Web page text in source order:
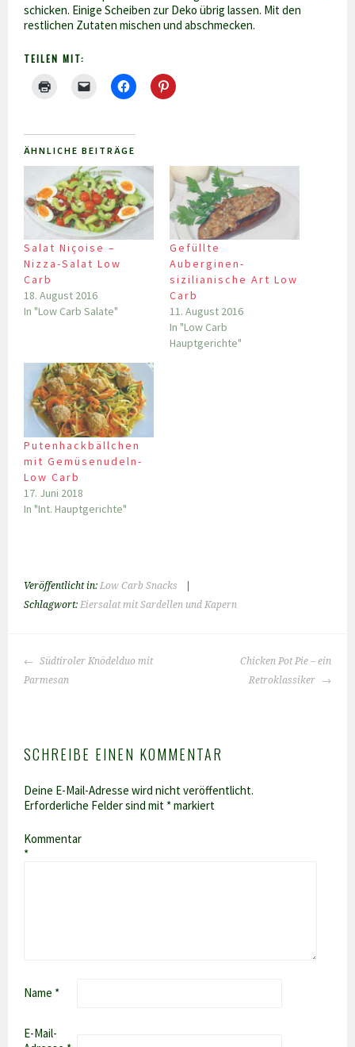
schicken. Einige Scheiben zur Deko übrig lassen. Mit den
restlichen Zutaten mischen und abschmecken.
TEILEN MIT:
ÄHNLICHE BEITRÄGE
Salat Niçoise –
Nizza-Salat Low
Carb
18. August 2016
In "Low Carb Salate"
Gefüllte
Auberginen-
sizilianische Art Low
Carb
11. August 2016
In "Low Carb
Hauptgerichte"
Putenhackbällchen
mit Gemüsenudeln-
Low Carb
17. Juni 2018
In "Int. Hauptgerichte"
Veröffentlicht in:Low Carb Snacks
Schlagwort:Eiersalat mit Sardellen und Kapern
BEITRAGS-
NAVIGATION
Südtiroler Knödelduo mit
Parmesan
Chicken Pot Pie – ein
Retroklassiker
SCHREIBE EINEN KOMMENTAR
Deine E-Mail-Adresse wird nicht veröffentlicht.
Erforderliche Felder sind mit *markiert
Kommentar
*
Name *
E-Mail-